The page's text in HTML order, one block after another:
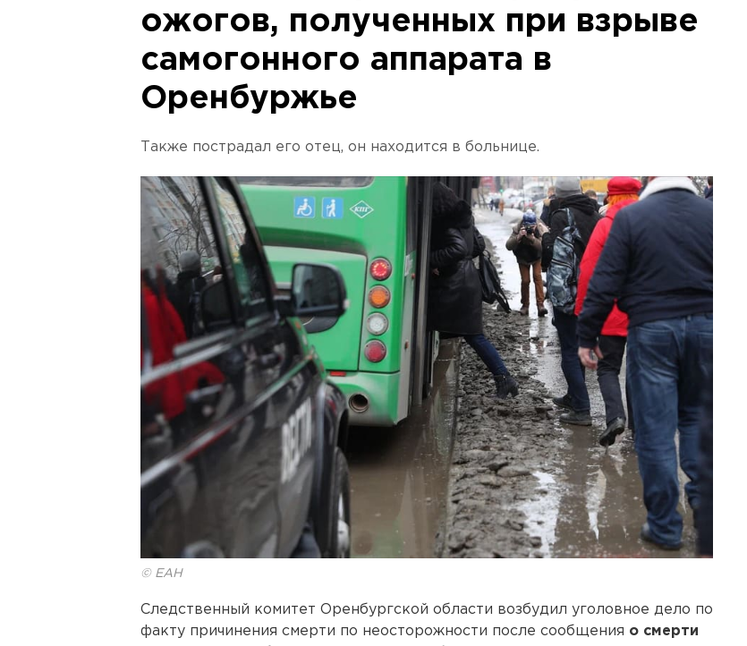
ожогов, полученных при взрыве
самогонного аппарата в
Оренбуржье
Также пострадал его отец, он находится в больнице.
© ЕАН
Следственный комитет Оренбургской области возбудил уголовное дело по
факту причинения смерти по неосторожности после сообщения о смерти